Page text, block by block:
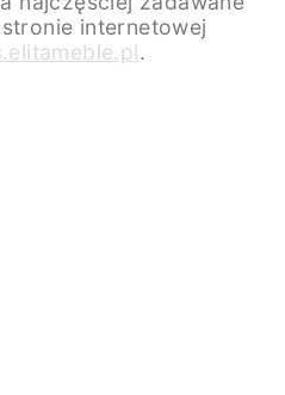
internetowej
.